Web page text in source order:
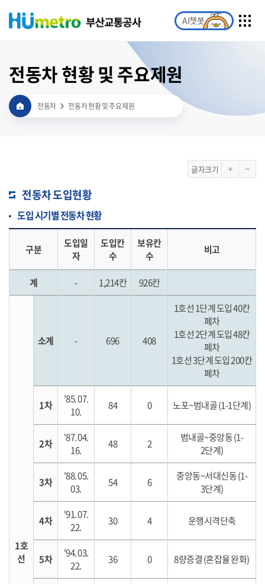
AI챗봇
전동차 현황 및 주요제원
전동차 전동차 현황 및 주요제원
글자크기
전동차 도입현황
도입 시기별 전동차 현황
구분
도입일
자
도입칸
수
보유칸
수
비고
계 - 1,214칸 926칸
1호
선
소계 - 696 408
1호선 1단계 도입 40칸
폐차
1호선 2단계 도입 48칸
폐차
1호선 3단계 도입 200칸
폐차
1차
'85. 07.
10.
84 0 노포~범내골 (1-1단계)
2차
'87. 04.
16.
48 2
범내골~중앙동 (1-
2단계)
3차
'88. 05.
03.
54 6
중앙동~서대신동 (1-
3단계)
4차
'91. 07.
22.
30 4 운행시격단축
5차
'94. 03.
22.
36 0 8량증결 (혼잡율 완화)